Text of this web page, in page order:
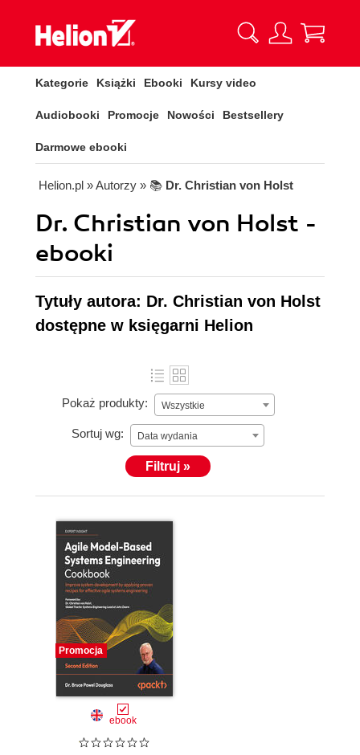
Kategorie Książki Ebooki Kursy video
Audiobooki Promocje Nowości Bestsellery
Darmowe ebooki
Helion.pl » Autorzy » 📚 Dr. Christian von Holst
Dr. Christian von Holst -
ebooki
Tytuły autora: Dr. Christian von Holst
dostępne w księgarni Helion
Pokaż produkty: Wszystkie
Sortuj wg: Data wydania
Filtruj »
Promocja
ebook